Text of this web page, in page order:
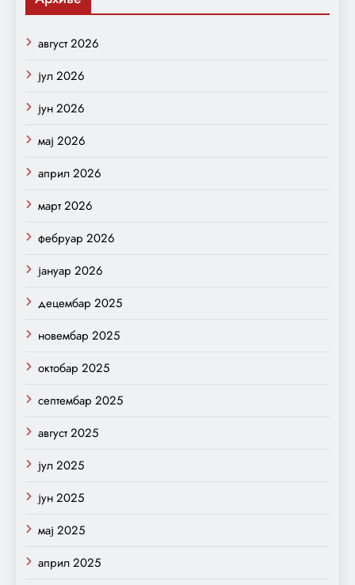
август 2026
јул 2026
јун 2026
мај 2026
април 2026
март 2026
фебруар 2026
јануар 2026
децембар 2025
новембар 2025
октобар 2025
септембар 2025
август 2025
јул 2025
јун 2025
мај 2025
април 2025